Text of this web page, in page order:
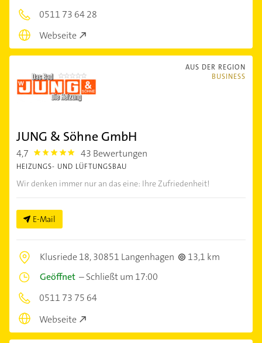
0511 73 64 28
Webseite
AUS DER REGION
BUSINESS
JUNG & Söhne GmbH
4,7 4.7000003 43 Bewertungen
HEIZUNGS- UND LÜFTUNGSBAU
Wir denken immer nur an das eine: Ihre Zufriedenheit!
E-Mail
Klusriede 18,30851 Langenhagen
13,1 km
Geöffnet –Schließt um 17:00
0511 73 75 64
Webseite